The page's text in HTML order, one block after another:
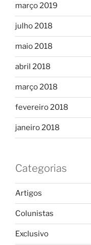
março 2019
julho 2018
maio 2018
abril 2018
março 2018
fevereiro 2018
janeiro 2018
Categorias
Artigos
Colunistas
Exclusivo